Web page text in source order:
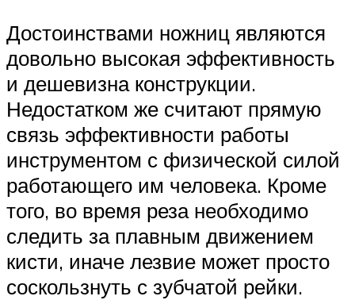
Достоинствами ножниц являются
довольно высокая эффективность
и дешевизна конструкции.
Недостатком же считают прямую
связь эффективности работы
инструментом с физической силой
работающего им человека. Кроме
того, во время реза необходимо
следить за плавным движением
кисти, иначе лезвие может просто
соскользнуть с зубчатой рейки.